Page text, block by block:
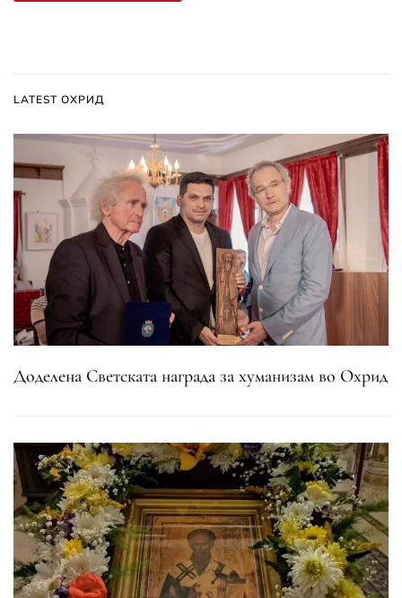
LATEST ОХРИД
Доделена Светската награда за хуманизам во Охрид